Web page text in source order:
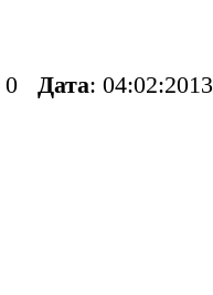
0 Дата: 04:02:2013